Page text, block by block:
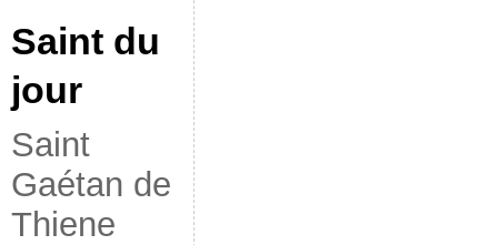
Saint du
jour
Saint
Gaétan de
Thiene